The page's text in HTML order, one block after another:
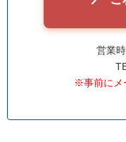
営業
※事前にメ